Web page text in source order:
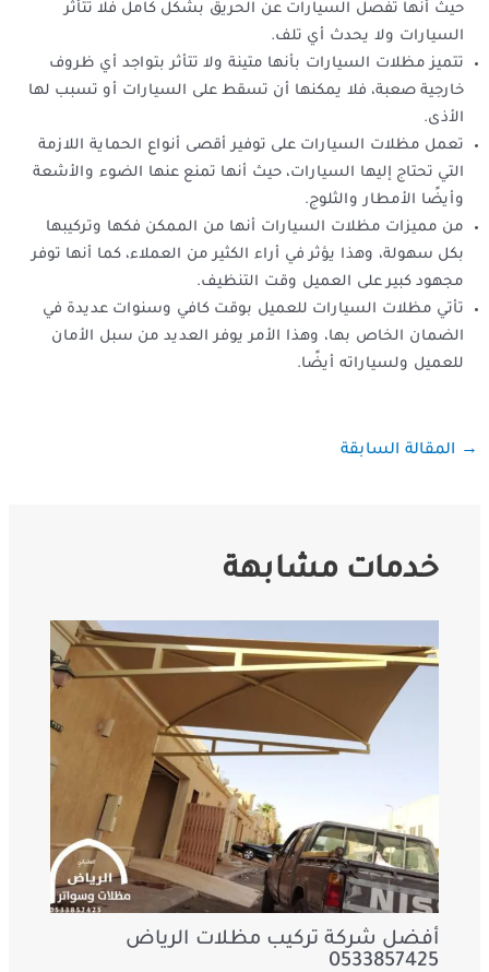
حيث أنها تفصل السيارات عن الحريق بشكل كامل فلا تتأثر
السيارات ولا يحدث أي تلف.
تتميز مظلات السيارات بأنها متينة ولا تتأثر بتواجد أي ظروف
خارجية صعبة، فلا يمكنها أن تسقط على السيارات أو تسبب لها
الأذى.
تعمل مظلات السيارات على توفير أقصى أنواع الحماية اللازمة
التي تحتاج إليها السيارات، حيث أنها تمنع عنها الضوء والأشعة
وأيضًا الأمطار والثلوج.
من مميزات مظلات السيارات أنها من الممكن فكها وتركيبها
بكل سهولة، وهذا يؤثر في أراء الكثير من العملاء، كما أنها توفر
مجهود كبير على العميل وقت التنظيف.
تأتي مظلات السيارات للعميل بوقت كافي وسنوات عديدة في
الضمان الخاص بها، وهذا الأمر يوفر العديد من سبل الأمان
للعميل ولسياراته أيضًا.
→ المقالة السابقة
خدمات مشابهة
أفضل شركة تركيب مظلات الرياض
0533857425